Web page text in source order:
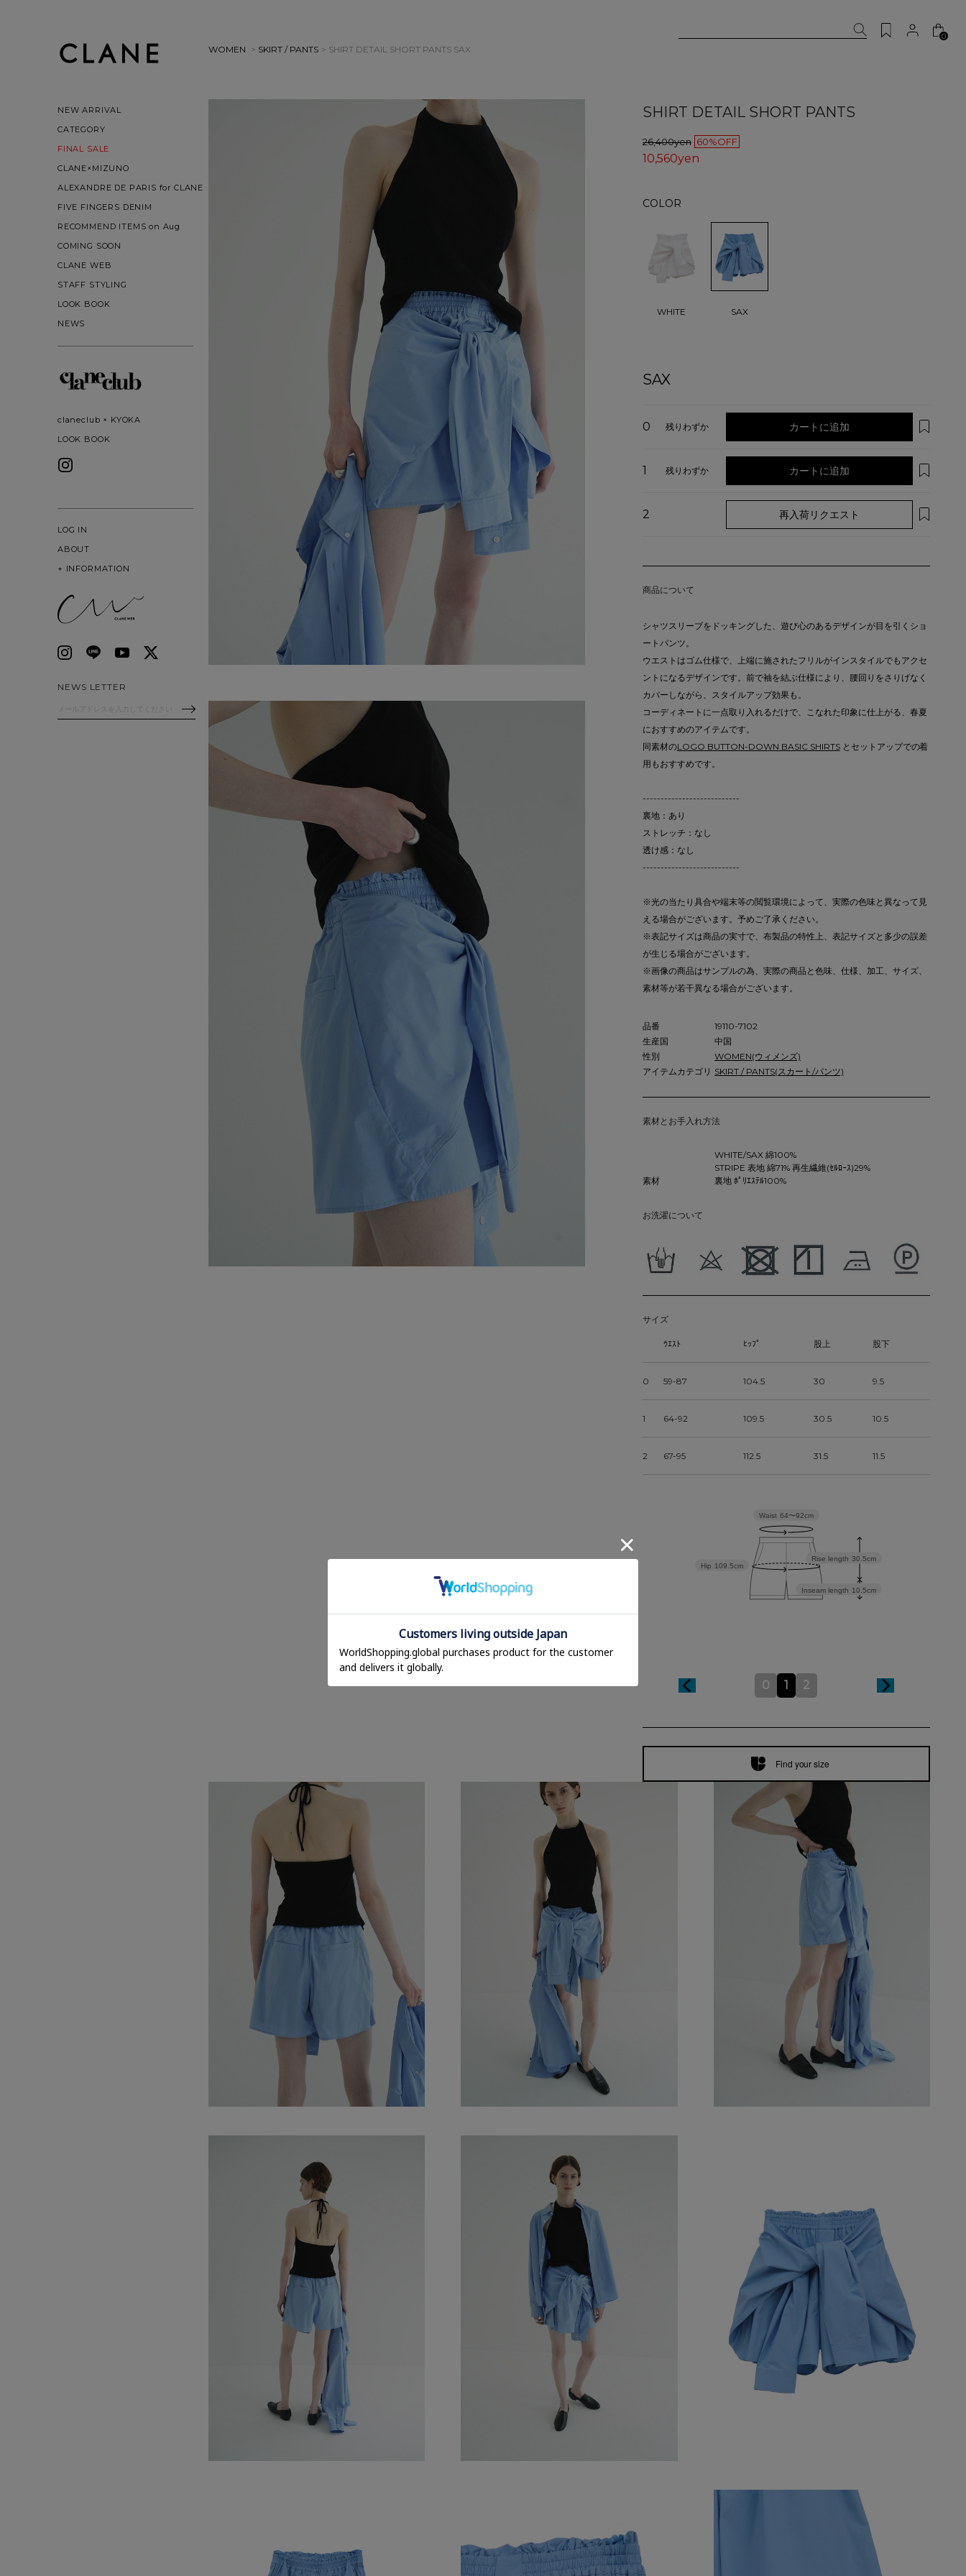
NEW ARRIVAL
CATEGORY
FINAL SALE
CLANE×MIZUNO
ALEXANDRE DE PARIS for CLANE
FIVE FINGERS DENIM
RECOMMEND ITEMS on Aug
COMING SOON
CLANE WEB
STAFF STYLING
LOOK BOOK
NEWS
claneclub × KYOKA
LOOK BOOK
LOG IN
ABOUT
+ INFORMATION
NEWS LETTER
0
WOMEN > SKIRT / PANTS > SHIRT DETAIL SHORT PANTS SAX
SHIRT DETAIL SHORT PANTS
26,400yen 60%OFF
10,560yen
COLOR
WHITE SAX
SAX
0 残りわずか カートに追加
1 残りわずか カートに追加
2 再入荷リクエスト
商品について
シャツスリーブをドッキングした、遊び心のあるデザインが目を引くショ
ートパンツ。
ウエストはゴム仕様で、上端に施されたフリルがインスタイルでもアクセ
ントになるデザインです。前で袖を結ぶ仕様により、腰回りをさりげなく
カバーしながら、スタイルアップ効果も。
コーディネートに一点取り入れるだけで、こなれた印象に仕上がる、春夏
におすすめのアイテムです。
同素材のLOGO BUTTON-DOWN BASIC SHIRTSとセットアップでの着
用もおすすめです。
---------------------------
裏地：あり
ストレッチ：なし
透け感：なし
---------------------------
※光の当たり具合や端末等の閲覧環境によって、実際の色味と異なって見
える場合がございます。予めご了承ください。
※表記サイズは商品の実寸で、布製品の特性上、表記サイズと多少の誤差
が生じる場合がございます。
※画像の商品はサンプルの為、実際の商品と色味、仕様、加工、サイズ、
素材等が若干異なる場合がございます。
品番
19110-7102
生産国
中国
性別
WOMEN(ウィメンズ)
アイテムカテゴリ SKIRT / PANTS(スカート/パンツ)
素材とお手入れ方法
素材
WHITE/SAX 綿100%
STRIPE 表地 綿71% 再生繊維(ｾﾙﾛｰｽ)29%
裏地 ﾎﾟﾘｴｽﾃﾙ100%
お洗濯について
サイズ
ｳｴｽﾄ ﾋｯﾌﾟ 股上 股下
0 59-87 104.5 30 9.5
1 64-92 109.5 30.5 10.5
2 67-95 112.5 31.5 11.5
Rise length 30.5cm
Inseam length 10.5cm
Hip 109.5cm
Waist 64〜92cm
0 1 2
Find your size